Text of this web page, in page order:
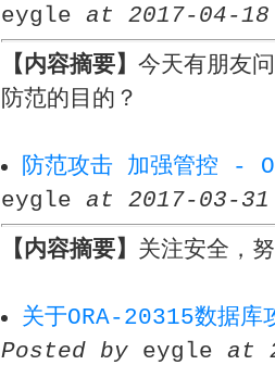
eygle at 2017-04-18
【内容摘要】 今天有朋友
防范的目的？
防范攻击 加强管控 -
eygle at 2017-03-31
【内容摘要】 关注安全，
关于ORA-20315数据
Posted by eygle at